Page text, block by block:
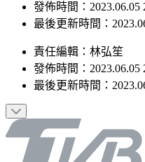
責任編輯：林弘笙
發佈時間：2023.06.05
責任編輯 ： 林弘笙
發佈時間：2023.06.05